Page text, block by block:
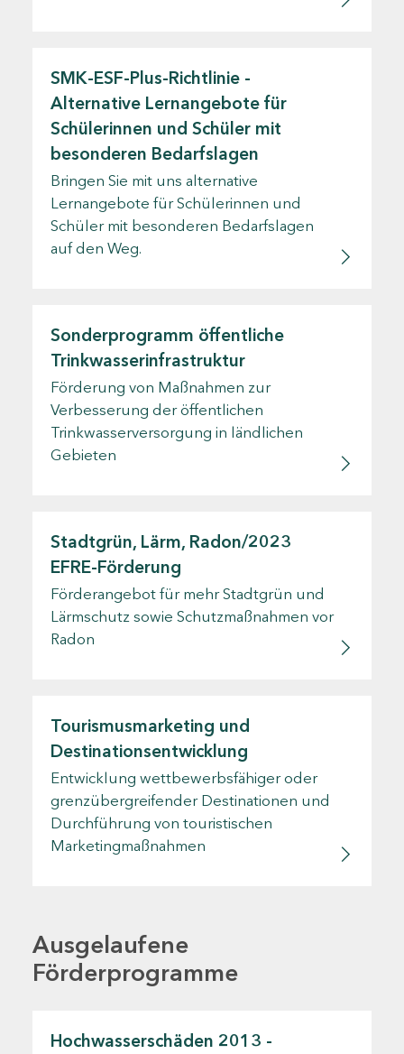
SMK-ESF-Plus-Richtlinie -
Alternative Lernangebote für
Schülerinnen und Schüler mit
besonderen Bedarfslagen
Bringen Sie mit uns alternative
Lernangebote für Schülerinnen und
Schüler mit besonderen Bedarfslagen
auf den Weg.
Sonderprogramm öffentliche
Trinkwasserinfrastruktur
Förderung von Maßnahmen zur
Verbesserung der öffentlichen
Trinkwasserversorgung in ländlichen
Gebieten
Stadtgrün, Lärm, Radon/2023
EFRE-Förderung
Förderangebot für mehr Stadtgrün und
Lärmschutz sowie Schutzmaßnahmen vor
Radon
Tourismusmarketing und
Destinationsentwicklung
Entwicklung wettbewerbsfähiger oder
grenzübergreifender Destinationen und
Durchführung von touristischen
Marketingmaßnahmen
Ausgelaufene
Förderprogramme
Hochwasserschäden 2013 -